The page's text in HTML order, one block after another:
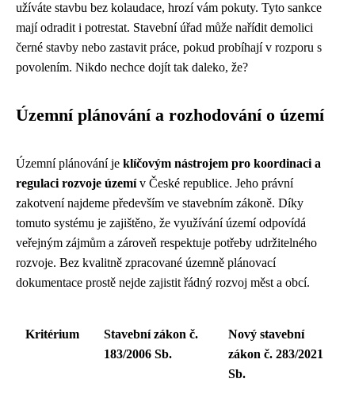
užíváte stavbu bez kolaudace, hrozí vám pokuty. Tyto sankce
mají odradit i potrestat. Stavební úřad může nařídit demolici
černé stavby nebo zastavit práce, pokud probíhají v rozporu s
povolením. Nikdo nechce dojít tak daleko, že?
Územní plánování a rozhodování o území
Územní plánování je klíčovým nástrojem pro koordinaci a
regulaci rozvoje územív České republice. Jeho právní
zakotvení najdeme především ve stavebním zákoně. Díky
tomuto systému je zajištěno, že využívání území odpovídá
veřejným zájmům a zároveň respektuje potřeby udržitelného
rozvoje. Bez kvalitně zpracované územně plánovací
dokumentace prostě nejde zajistit řádný rozvoj měst a obcí.
Kritérium
Stavební zákon č.
183/2006 Sb.
Nový stavební
zákon č. 283/2021
Sb.